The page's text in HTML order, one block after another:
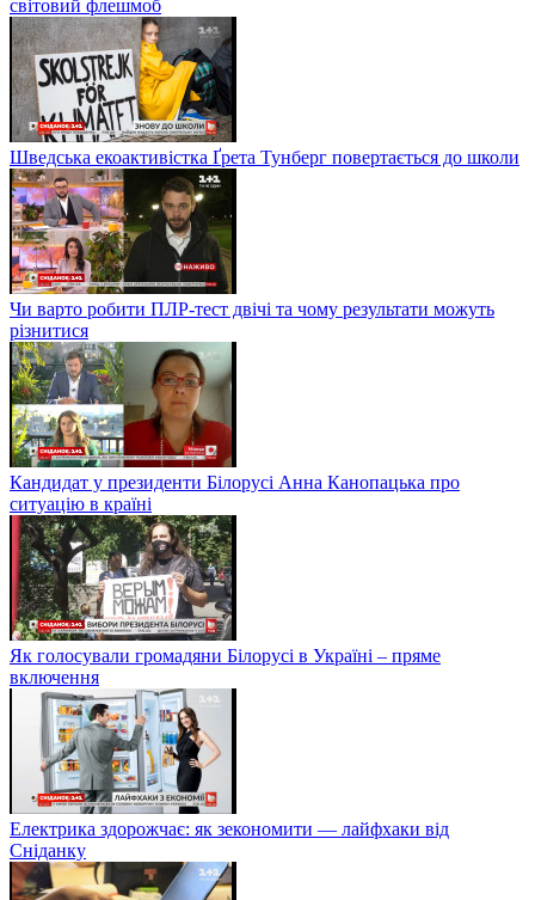
Жінки підтримують жінок: у мережі розпочався новий
світовий флешмоб
Шведська екоактивістка Ґрета Тунберг повертається до школи
Чи варто робити ПЛР-тест двічі та чому результати можуть
різнитися
Кандидат у президенти Білорусі Анна Канопацька про
ситуацію в країні
Як голосували громадяни Білорусі в Україні – пряме
включення